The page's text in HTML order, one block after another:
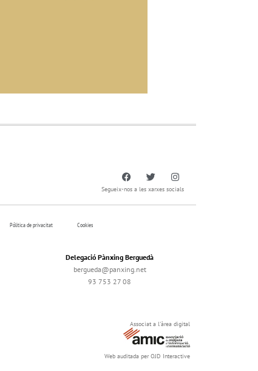
Segueix-nos a les xarxes socials
Pólitica de privacitat Cookies
Delegació Pànxing Berguedà
bergueda@panxing.net
93 753 27 08
Associat a l'àrea digital
Web auditada per OJD Interactive